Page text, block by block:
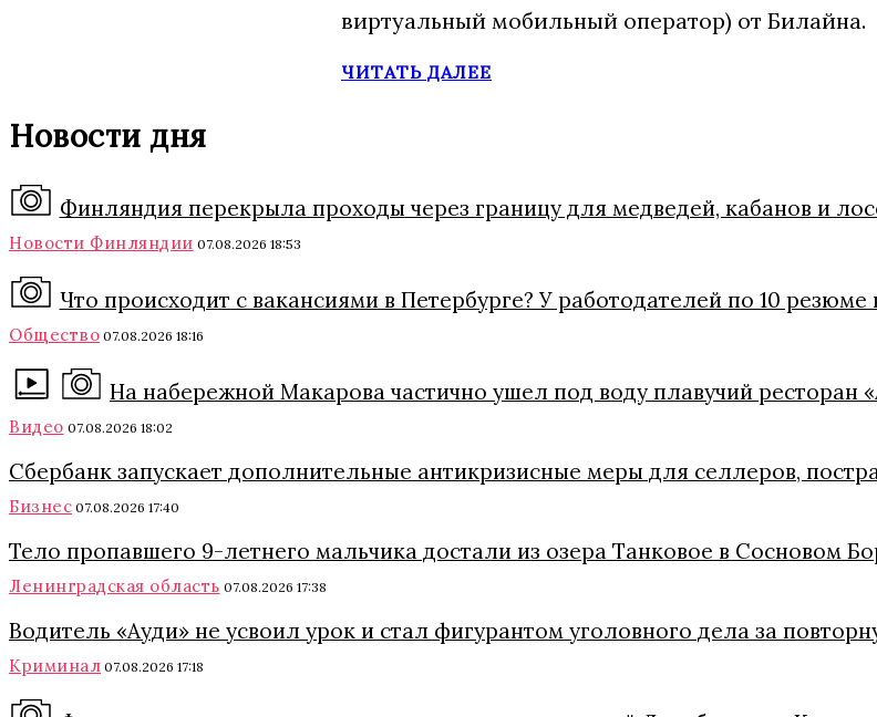
виртуальный мобильный оператор) от Билайна.
ЧИТАТЬ ДАЛЕЕ
Новости дня
Финляндия перекрыла проходы через границу для медведей, кабанов и
Новости Финляндии 07.08.2026 18:53
Что происходит с вакансиями в Петербурге? У работодателей по 10
Общество 07.08.2026 18:16
На набережной Макарова частично ушел под воду плавучий ресторан
Видео 07.08.2026 18:02
Сбербанк запускает дополнительные антикризисные меры для селлеров,
Бизнес 07.08.2026 17:40
Тело пропавшего 9-летнего мальчика достали из озера Танковое в Сосновом
Ленинградская область 07.08.2026 17:38
Водитель «Ауди» не усвоил урок и стал фигурантом уголовного дела за
Криминал 07.08.2026 17:18